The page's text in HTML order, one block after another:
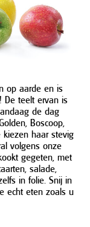
op aarde en is
De teelt ervan is
de dag
Boscoop,
kiezen haar stevig
volgens onze
gegeten, met
salade,
in folie. Snij in
echt eten zoals u